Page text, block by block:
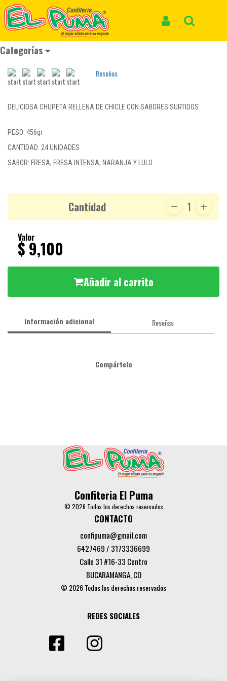
Categorías
Inicio Productos CHUPETE BON BON BUM SURTIDO *24und *456gr
CHUPETE BON BON BUM SURTIDO
*24und *456gr
REF: CHUPETE 006
Reseñas
DELICIOSA CHUPETA RELLENA DE CHICLE CON SABORES SURTIDOS
PESO: 456gr
CANTIDAD: 24 UNIDADES
SABOR: FRESA, FRESA INTENSA, NARANJA Y LULO
Cantidad 1
Valor
$ 9,100
Añadir al carrito
Información adicional Reseñas
Compártelo
Confiteria El Puma
© 2026 Todos los derechos reservados
CONTACTO
confipuma@gmail.com
6427469 / 3173336699
Calle 31 #16-33 Centro
BUCARAMANGA, CO
© 2026 Todos los derechos reservados
REDES SOCIALES